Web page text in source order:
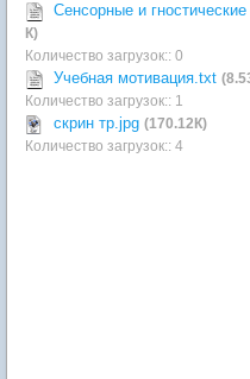
Сенсорные и
К)
Количество загрузок:: 0
Учебная мотивация.txt
Количество загрузок:: 1
скрин тр.jpg (170.12К)
Количество загрузок:: 4